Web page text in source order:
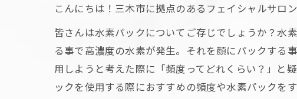
こんにちは！三木市に拠点のあるフェイシャルサロン
皆さんは水素パックについてご存じでしょうか？水
る事で高濃度の水素が発生。それを顔にパックする
用しようと考えた際に「頻度ってどれくらい？」と
ックを使用する際におすすめの頻度や水素パックを